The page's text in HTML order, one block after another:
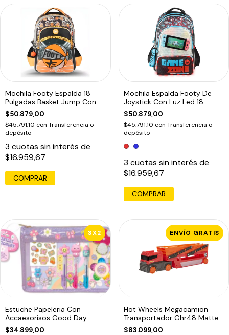
Mochila Footy Espalda 18
Pulgadas Basket Jump Con
Luz Led Naranja Único
$50.879,00
$45.791,10 con Transferencia o
depósito
3 cuotas sin interés de
$16.959,67
Mochila Espalda Footy De
Joystick Con Luz Led 18
Pulgadas Rojo
$50.879,00
$45.791,10 con Transferencia o
depósito
3 cuotas sin interés de
$16.959,67
COMPRAR
3X2
Estuche Papeleria Con
Accaesorisos Good Day
Honguito
$34.899,00
ENVÍO GRATIS
Hot Wheels Megacamion
Transportador Ghr48 Mattel
Color Rojo Y Naranja
$83.099,00